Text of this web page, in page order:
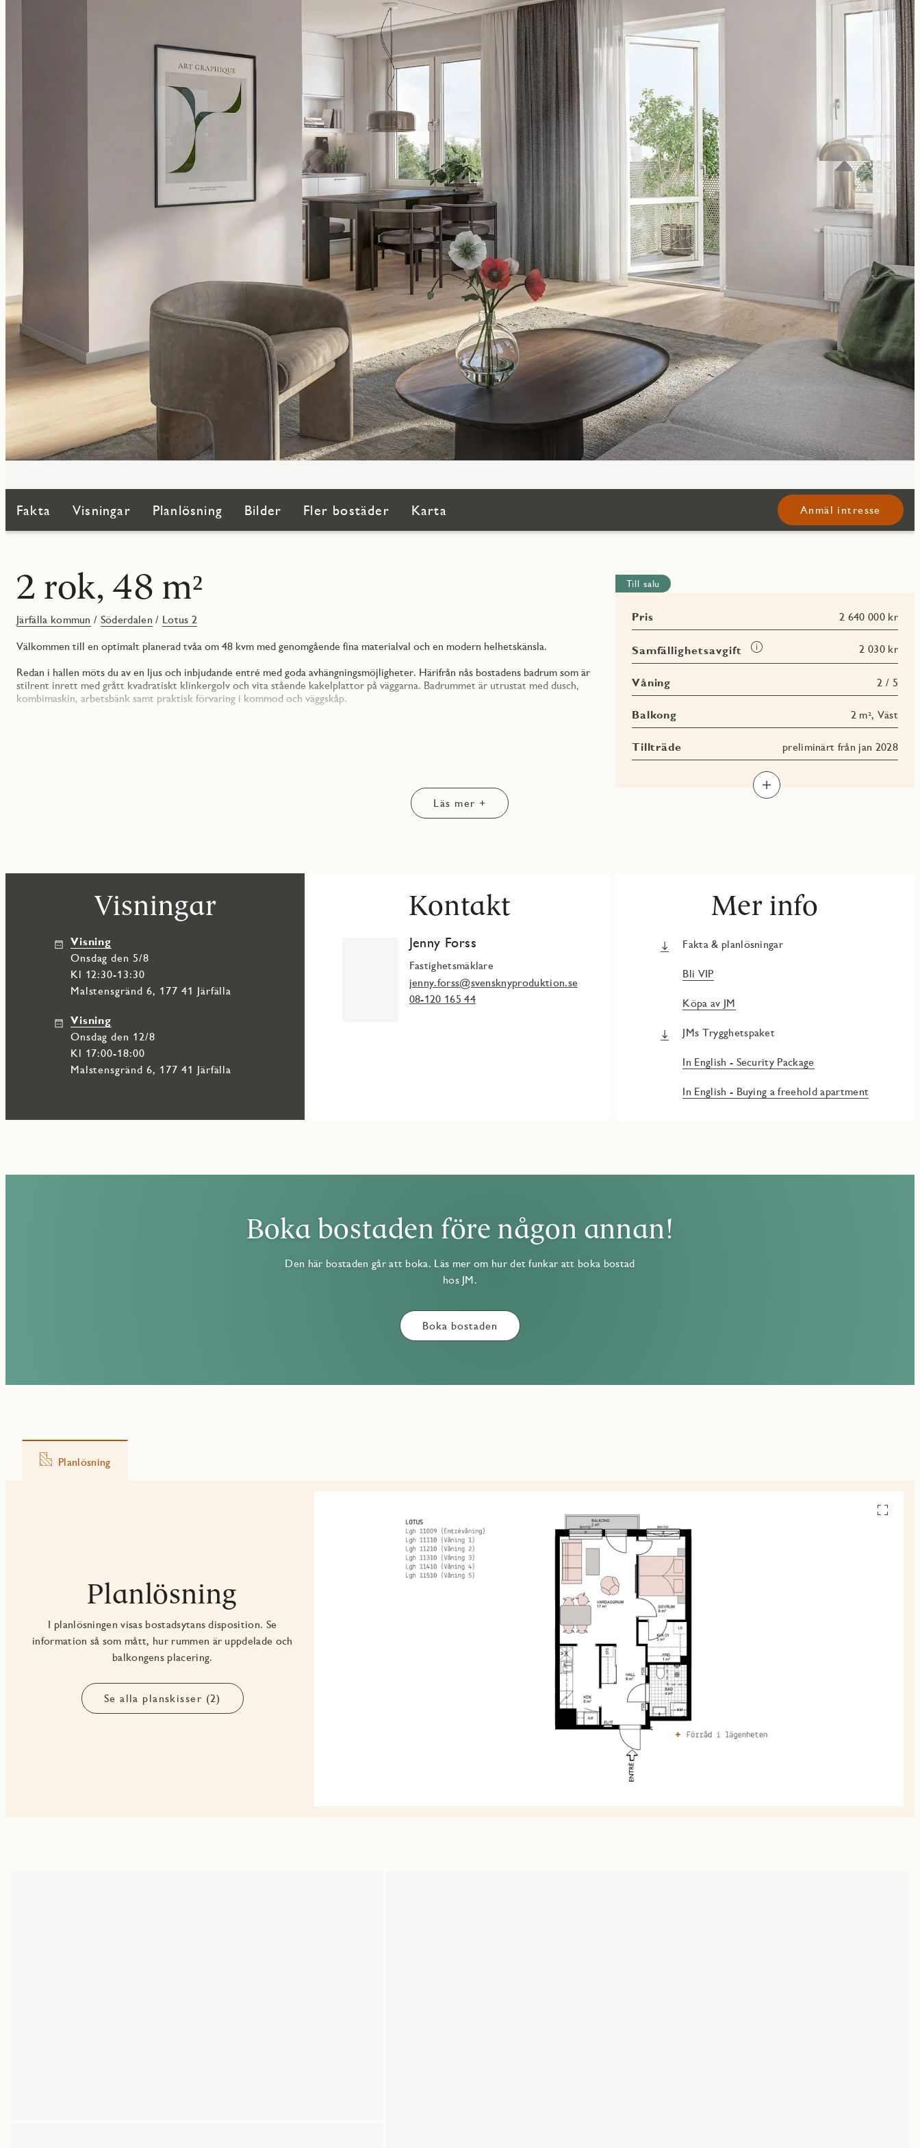
Fakta Visningar Planlösning Bilder Fler bostäder Karta Anmäl intresse
2 rok, 48 m²
Järfälla kommun / Söderdalen / Lotus 2
Välkommen till en optimalt planerad tvåa om 48 kvm med genomgående fina materialval och en modern helhetskänsla.
Redan i hallen möts du av en ljus och inbjudande entré med goda avhängningsmöjligheter. Härifrån nås bostadens badrum som är
stilrent inrett med grått kvadratiskt klinkergolv och vita stående kakelplattor på väggarna. Badrummet är utrustat med dusch,
kombimaskin, arbetsbänk samt praktisk förvaring i kommod och väggskåp.
Sovrummet är rofyllt och rymligt med plats för dubbelsäng samt kompletteras av en praktisk klädkammare/förråd.
Här bor du i det nya och växande området Söderdalen – ett trivsamt och familjevänligt område med närhet till grönområden,
parker och ett brett utbud av fritidsaktiviteter. På bekvämt avstånd finns Jakobsbergs centrum med pendeltåg, service,
Ett modernt och bekvämt boende som passar lika bra för singelhushållet som för paret.
Till salu
Pris 2 640 000 kr
Samfällighetsavgift
Läs
mer
2 030 kr
Våning 2 / 5
Balkong 2 m², Väst
Tillträde preliminärt från jan 2028
Läs mer +
Visningar
Visning
onsdag den 5/8
Kl 12:30-13:30
Malstensgränd 6, 177 41 Järfälla
Visning
onsdag den 12/8
Kl 17:00-18:00
Malstensgränd 6, 177 41 Järfälla
Kontakt
Jenny Forss
Fastighetsmäklare
jenny.forss@svensknyproduktion.se
08-120 165 44
Mer info
Fakta & planlösningar
Bli VIP
Köpa av JM
JMs Trygghetspaket
In English - Security Package
In English - Buying a freehold apartment
Boka bostaden före någon annan!
Den här bostaden går att boka. Läs mer om hur det funkar att boka bostad
hos JM.
Boka bostaden
Planlösning
Planlösning
I planlösningen visas bostadsytans disposition. Se
information så som mått, hur rummen är uppdelade och
balkongens placering.
Se alla planskisser (2)
Se